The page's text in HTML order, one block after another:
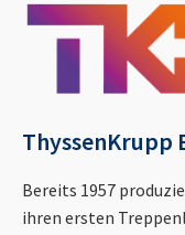
ThyssenKrupp
Bereits 1957
ihren ersten